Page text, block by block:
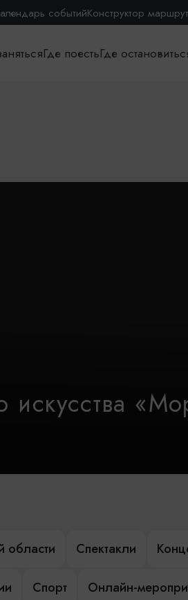
событийКонструктор
Где поестьГде
области Спектакли
Спорт Онлайн-